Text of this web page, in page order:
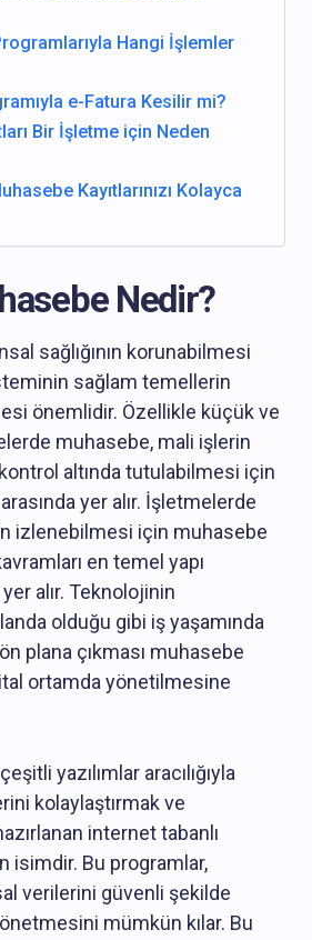
Hangi İşlemler
e-Fatura Kesilir mi?
Bir İşletme için Neden
Kayıtlarınızı Kolayca
Nedir?
sağlığının korunabilmesi
sağlam temellerin
önemlidir. Özellikle küçük ve
muhasebe, mali işlerin
altında tutulabilmesi için
yer alır. İşletmelerde
izlenebilmesi için muhasebe
en temel yapı
yer alır. Teknolojinin
olduğu gibi iş yaşamında
plana çıkması muhasebe
ortamda yönetilmesine
yazılımlar aracılığıyla
kolaylaştırmak ve
internet tabanlı
isimdir. Bu programlar,
verilerini güvenli şekilde
mümkün kılar. Bu